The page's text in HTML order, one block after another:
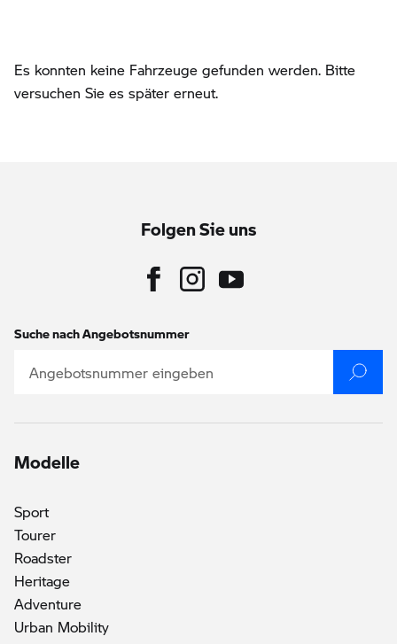
Es konnten keine Fahrzeuge gefunden werden. Bitte
versuchen Sie es später erneut.
Folgen Sie uns
Suche nach Angebotsnummer
Modelle
Sport
Tourer
Roadster
Heritage
Adventure()
Urban Mobility